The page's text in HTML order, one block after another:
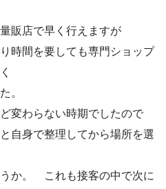
販店で早く行えますが
時間を要しても専門ショップ
。
変わらない時期でしたので
自身で整理してから場所を選
か。 これも接客の中で次に